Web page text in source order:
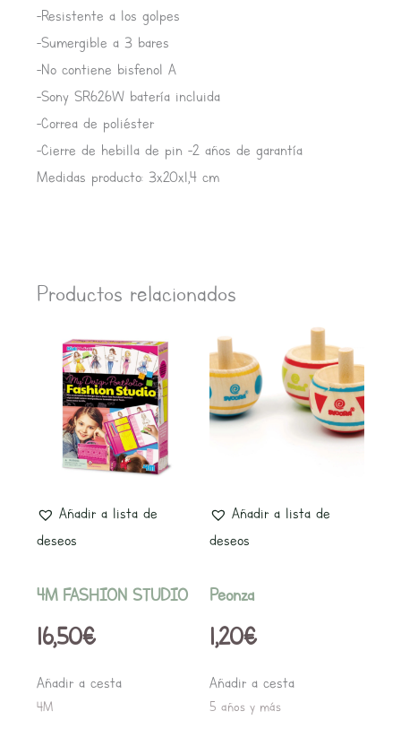
-Resistente a los golpes
-Sumergible a 3 bares
-No contiene bisfenol A
-Sony SR626W batería incluida
-Correa de poliéster
-Cierre de hebilla de pin -2 años de garantía
Medidas producto: 3x20x1,4 cm
Productos relacionados
Añadir a lista de
deseos
4M FASHION STUDIO
16,50€
Añadir a cesta
4M
Añadir a lista de
deseos
Peonza
1,20€
Añadir a cesta
5 años y más